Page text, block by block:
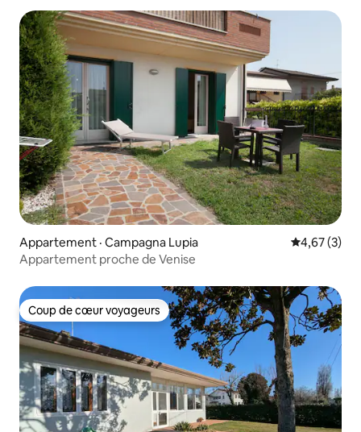
Appartement · Campagna Lupia Note
4,67 (3)
Appartement proche de Venise
Coup de cœur voyageurs
Coup de cœur voyageurs